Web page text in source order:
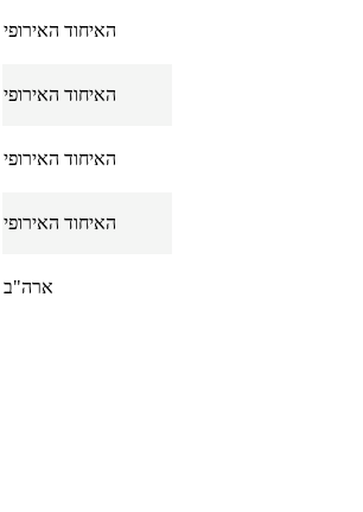
האיחוד האירופי
האיחוד האירופי
האיחוד האירופי
האיחוד האירופי
ארה"ב